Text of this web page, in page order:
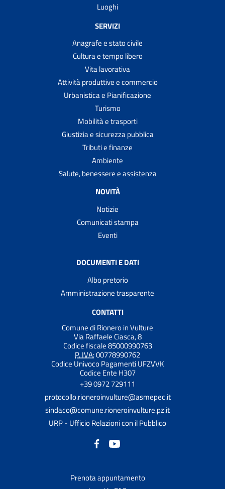
Luoghi
SERVIZI
Anagrafe e stato civile
Cultura e tempo libero
Vita lavorativa
Attività produttive e commercio
Urbanistica e Pianificazione
Turismo
Mobilità e trasporti
Giustizia e sicurezza pubblica
Tributi e finanze
Ambiente
Salute, benessere e assistenza
NOVITÀ
Notizie
Comunicati stampa
Eventi
DOCUMENTI E DATI
Albo pretorio
Amministrazione trasparente
CONTATTI
Comune di Rionero in Vulture
Via Raffaele Ciasca, 8
Codice fiscale 85000990763
P. IVA:00778990762
Codice Univoco Pagamenti UFZVVK
Codice Ente H307
+39 0972 729111
protocollo.rioneroinvulture@asmepec.it
sindaco@comune.rioneroinvulture.pz.it
URP - Ufficio Relazioni con il Pubblico
Prenota appuntamento